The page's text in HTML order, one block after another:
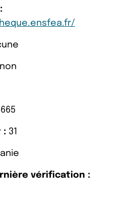
non
: 31
vérification :